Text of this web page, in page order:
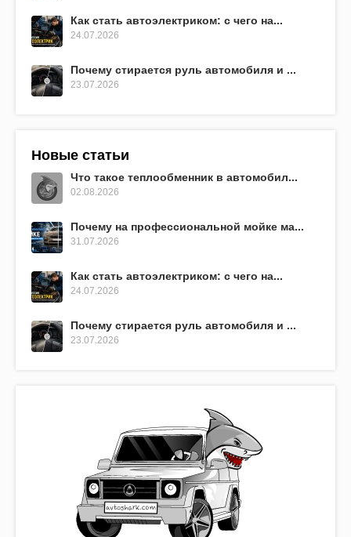
Как стать автоэлектриком: с чего на...
24.07.2026
Почему стирается руль автомобиля и ...
23.07.2026
Новые статьи
Что такое теплообменник в автомобил...
02.08.2026
Почему на профессиональной мойке ма...
31.07.2026
Как стать автоэлектриком: с чего на...
24.07.2026
Почему стирается руль автомобиля и ...
23.07.2026